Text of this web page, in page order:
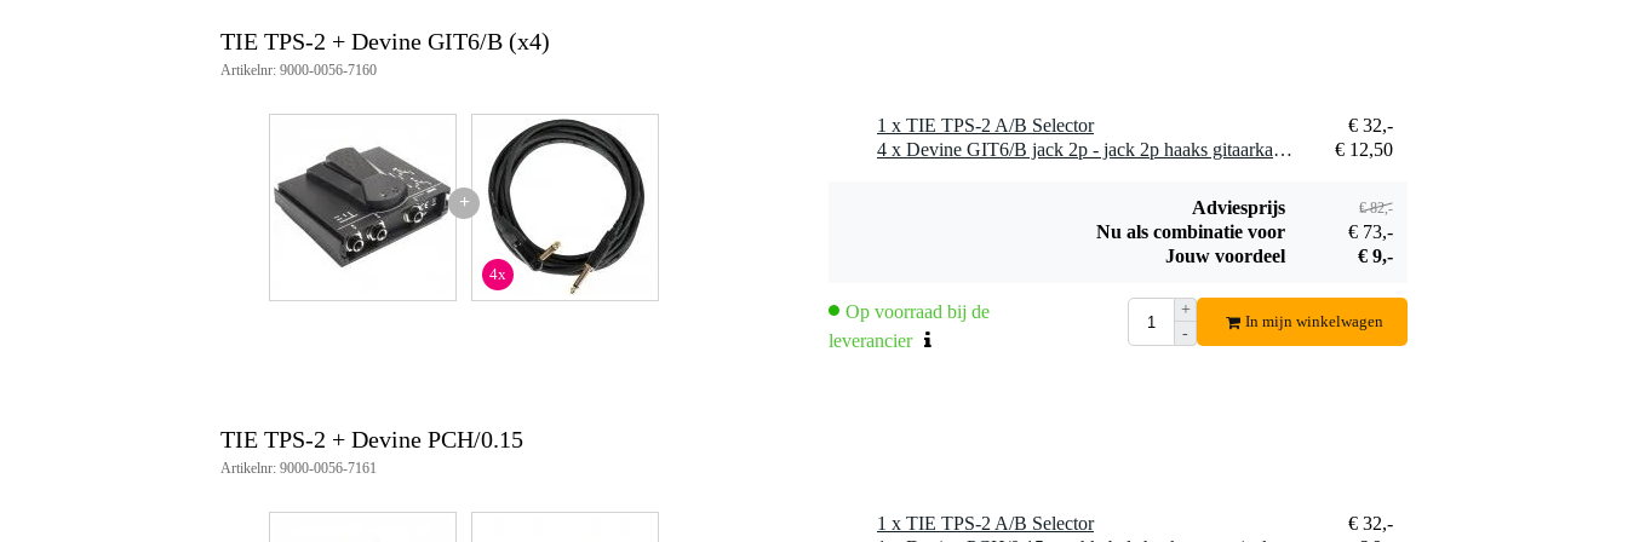
TIE TPS-2 + Devine GIT6/B (x4)
Artikelnr: 9000-0056-7160
+
4x
1 x TIE TPS-2 A/B Selector
€ 32,-
4 x Devine GIT6/B jack 2p - jack 2p haaks gitaarkabel 6 meter
€ 12,50
Adviesprijs € 82,-
Nu als combinatie voor
€ 73,-
Jouw voordeel
€ 9,-
Op voorraad bij de
leverancier
+
-
In mijn winkelwagen
TIE TPS-2 + Devine PCH/0.15
Artikelnr: 9000-0056-7161
1 x TIE TPS-2 A/B Selector
€ 32,-